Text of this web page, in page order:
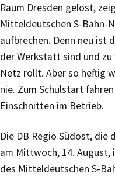
Raum Dresden gelöst,
Mitteldeutschen S-Bahn-
aufbrechen. Denn neu ist
der Werkstatt sind und
Netz rollt. Aber so heftig
nie. Zum Schulstart
Einschnitten im Betrieb.
Die DB Regio Südost,
am Mittwoch, 14.
des Mitteldeutschen S-